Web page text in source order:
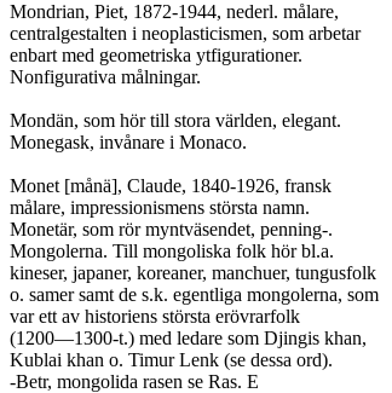
Mondrian, Piet, 1872-1944, nederl. målare,
centralgestalten i neoplasticismen, som arbetar
enbart med geometriska ytfigurationer.
Nonfigurativa målningar.
Mondän, som hör till stora världen, elegant.
Monegask, invånare i Monaco.
Monet [månä], Claude, 1840-1926, fransk
målare, impressionismens största namn.
Monetär, som rör myntväsendet, penning-.
Mongolerna. Till mongoliska folk hör bl.a.
kineser, japaner, koreaner, manchuer, tungusfolk
o. samer samt de s.k. egentliga mongolerna, som
var ett av historiens största erövrarfolk
(1200—1300-t.) med ledare som Djingis khan,
Kublai khan o. Timur Lenk (se dessa ord).
-Betr, mongolida rasen se Ras. E